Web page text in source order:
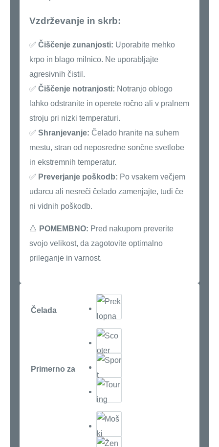
Vzdrževanje in skrb:
✅ Čiščenje zunanjosti: Uporabite mehko
krpo in blago milnico. Ne uporabljajte
agresivnih čistil.
✅ Čiščenje notranjosti: Notranjo oblogo
lahko odstranite in operete ročno ali v pralnem
stroju pri nizki temperaturi.
✅ Shranjevanje: Čelado hranite na suhem
mestu, stran od neposredne sončne svetlobe
in ekstremnih temperatur.
✅ Preverjanje poškodb: Po vsakem večjem
udarcu ali nesreči čelado zamenjajte, tudi če
ni vidnih poškodb.
🔺 POMEMBNO: Pred nakupom preverite
svojo velikost, da zagotovite optimalno
prileganje in varnost.
Čelada
Primerno za